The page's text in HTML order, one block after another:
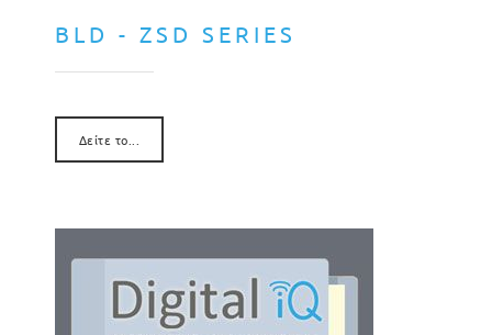
BLD - ZSD SERIES
Δείτε το...